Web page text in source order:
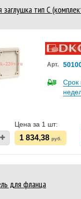
заглушка тип С
Арт.
Срок
Цена за 1 шт:
1 834,38 руб.
для фланца